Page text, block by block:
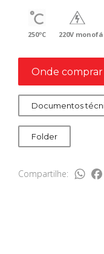
250ºC 220V
Onde comprar
Documentos
Folder
Compartilhe: